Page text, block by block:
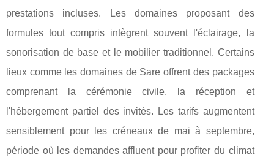
prestations incluses. Les domaines proposant des
formules tout compris intègrent souvent l'éclairage, la
sonorisation de base et le mobilier traditionnel. Certains
lieux comme les domaines de Sare offrent des packages
comprenant la cérémonie civile, la réception et
l'hébergement partiel des invités. Les tarifs augmentent
sensiblement pour les créneaux de mai à septembre,
période où les demandes affluent pour profiter du climat